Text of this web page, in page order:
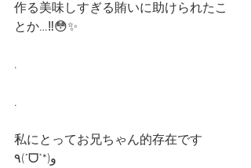
作る美味しすぎる賄いに助けられたこ
とか…‼︎😳✨
.
.
私にとってお兄ちゃん的存在です
٩(ˊᗜˋ*)و